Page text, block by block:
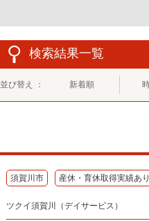
検索結果一覧
並び替え ： 新着順
須賀川市 産休・育休取得実績あり
ツクイ須賀川（デイサービス）